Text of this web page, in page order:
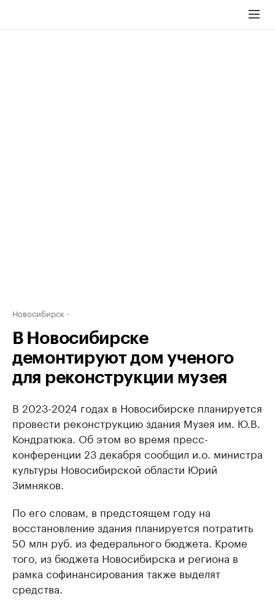
Новосибирск
В Новосибирске
демонтируют дом ученого
для реконструкции музея
В 2023-2024 годах в Новосибирске планируется
провести реконструкцию здания Музея им. Ю.В.
Кондратюка. Об этом во время пресс-
конференции 23 декабря сообщил и.о. министра
культуры Новосибирской области Юрий
Зимняков.
По его словам, в предстоящем году на
восстановление здания планируется потратить
50 млн руб. из федерального бюджета. Кроме
того, из бюджета Новосибирска и региона в
рамка софинансирования также выделят
средства.